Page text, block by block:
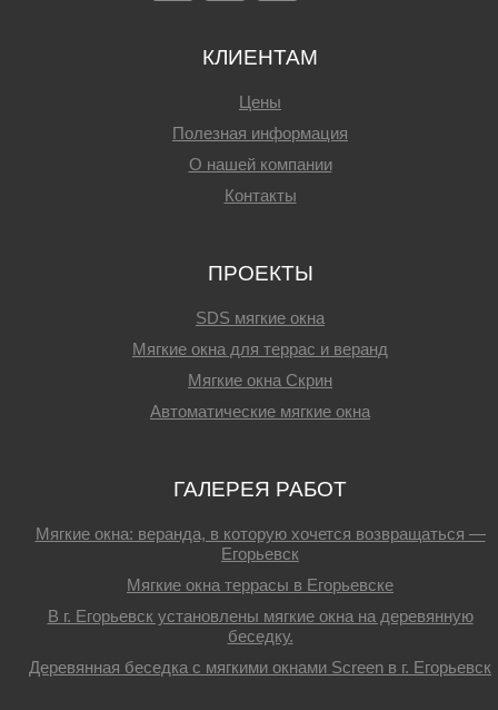
КЛИЕНТАМ
Цены
Полезная информация
О нашей компании
Контакты
ПРОЕКТЫ
SDS мягкие окна
Мягкие окна для террас и веранд
Мягкие окна Скрин
Автоматические мягкие окна
ГАЛЕРЕЯ РАБОТ
Мягкие окна: веранда, в которую хочется возвращаться —
Егорьевск
Мягкие окна террасы в Егорьевске
В г. Егорьевск установлены мягкие окна на деревянную
беседку.
Деревянная беседка с мягкими окнами Screen в г. Егорьевск